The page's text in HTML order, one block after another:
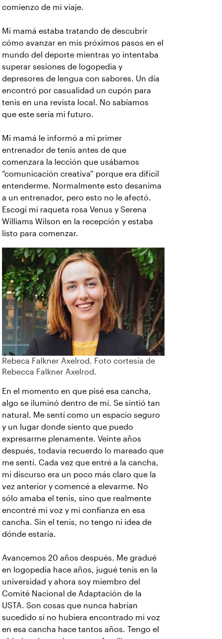
comienzo de mi viaje.
Mi mamá estaba tratando de descubrir
cómo avanzar en mis próximos pasos en el
mundo del deporte mientras yo intentaba
superar sesiones de logopedia y
depresores de lengua con sabores. Un día
encontró por casualidad un cupón para
tenis en una revista local. No sabíamos
que este sería mi futuro.
Mi mamá le informó a mi primer
entrenador de tenis antes de que
comenzara la lección que usábamos
“comunicación creativa” porque era difícil
entenderme. Normalmente esto desanima
a un entrenador, pero esto no le afectó.
Escogí mi raqueta rosa Venus y Serena
Williams Wilson en la recepción y estaba
listo para comenzar.
Rebeca Falkner Axelrod. Foto cortesía de
Rebecca Falkner Axelrod.
En el momento en que pisé esa cancha,
algo se iluminó dentro de mí. Se sintió tan
natural. Me sentí como un espacio seguro
y un lugar donde siento que puedo
expresarme plenamente. Veinte años
después, todavía recuerdo lo mareado que
me sentí. Cada vez que entré a la cancha,
mi discurso era un poco más claro que la
vez anterior y comencé a elevarme. No
sólo amaba el tenis, sino que realmente
encontré mi voz y mi confianza en esa
cancha. Sin el tenis, no tengo ni idea de
dónde estaría.
Avancemos 20 años después. Me gradué
en logopedia hace años, jugué tenis en la
universidad y ahora soy miembro del
Comité Nacional de Adaptación de la
USTA. Son cosas que nunca habrían
sucedido si no hubiera encontrado mi voz
en esa cancha hace tantos años. Tengo el